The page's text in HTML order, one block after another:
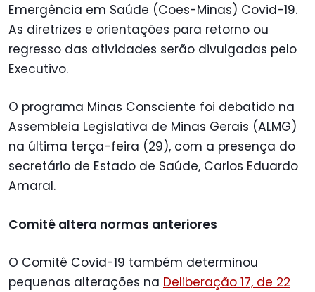
Emergência em Saúde (Coes-Minas) Covid-19.
As diretrizes e orientações para retorno ou
regresso das atividades serão divulgadas pelo
Executivo.
O programa Minas Consciente foi debatido na
Assembleia Legislativa de Minas Gerais (ALMG)
na última terça-feira (29), com a presença do
secretário de Estado de Saúde, Carlos Eduardo
Amaral.
Comitê altera normas anteriores
O Comitê Covid-19 também determinou
pequenas alterações na Deliberação 17, de 22